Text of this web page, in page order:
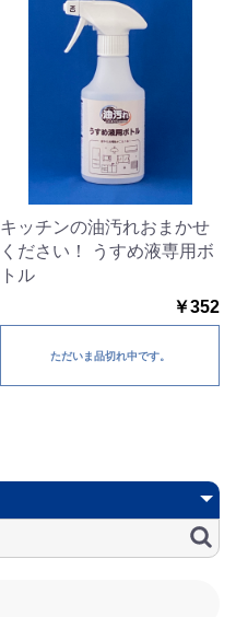
キッチンの油汚れおまかせ
ください！ うすめ液専用ボ
トル
￥352
ただいま品切れ中です。